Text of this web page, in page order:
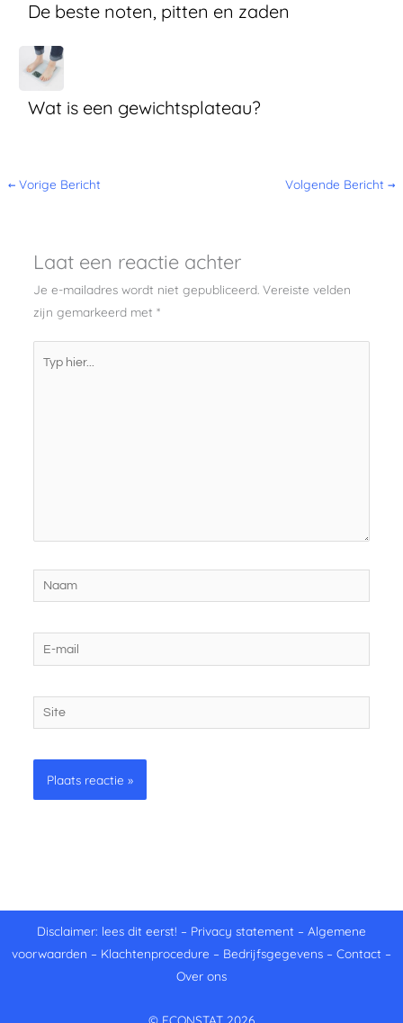
De beste noten, pitten en zaden
Wat is een gewichtsplateau?
← Vorige Bericht Volgende Bericht →
Laat een reactie achter
Je e-mailadres wordt niet gepubliceerd. Vereiste velden
zijn gemarkeerd met *
Naam
mail
Site
Disclaimer: lees dit eerst! – Privacy statement – Algemene
voorwaarden – Klachtenprocedure – Bedrijfsgegevens – Contact –
Over ons